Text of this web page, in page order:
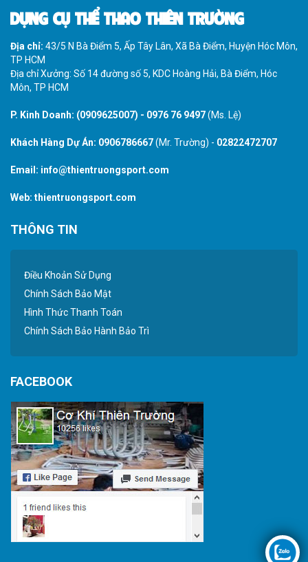
DỤNG CỤ THỂ THAO THIÊN TRƯỜNG
Địa chỉ: 43/5 N Bà Điểm 5, Ấp Tây Lân, Xã Bà Điểm, Huyện Hóc Môn,
TP HCM
Địa chỉ Xưởng: Số 14 đường số 5, KDC Hoàng Hải, Bà Điểm, Hóc
Môn, TP HCM
P. Kinh Doanh: (0909625007) - 0976 76 9497(Ms. Lệ)
Khách Hàng Dự Án: 0906786667(Mr. Trường) - 02822472707
Email: info@thientruongsport.com
Web: thientruongsport.com
THÔNG TIN
Điều Khoản Sử Dụng
Chính Sách Bảo Mật
Hình Thức Thanh Toán
Chính Sách Bảo Hành Bảo Trì
FACEBOOK